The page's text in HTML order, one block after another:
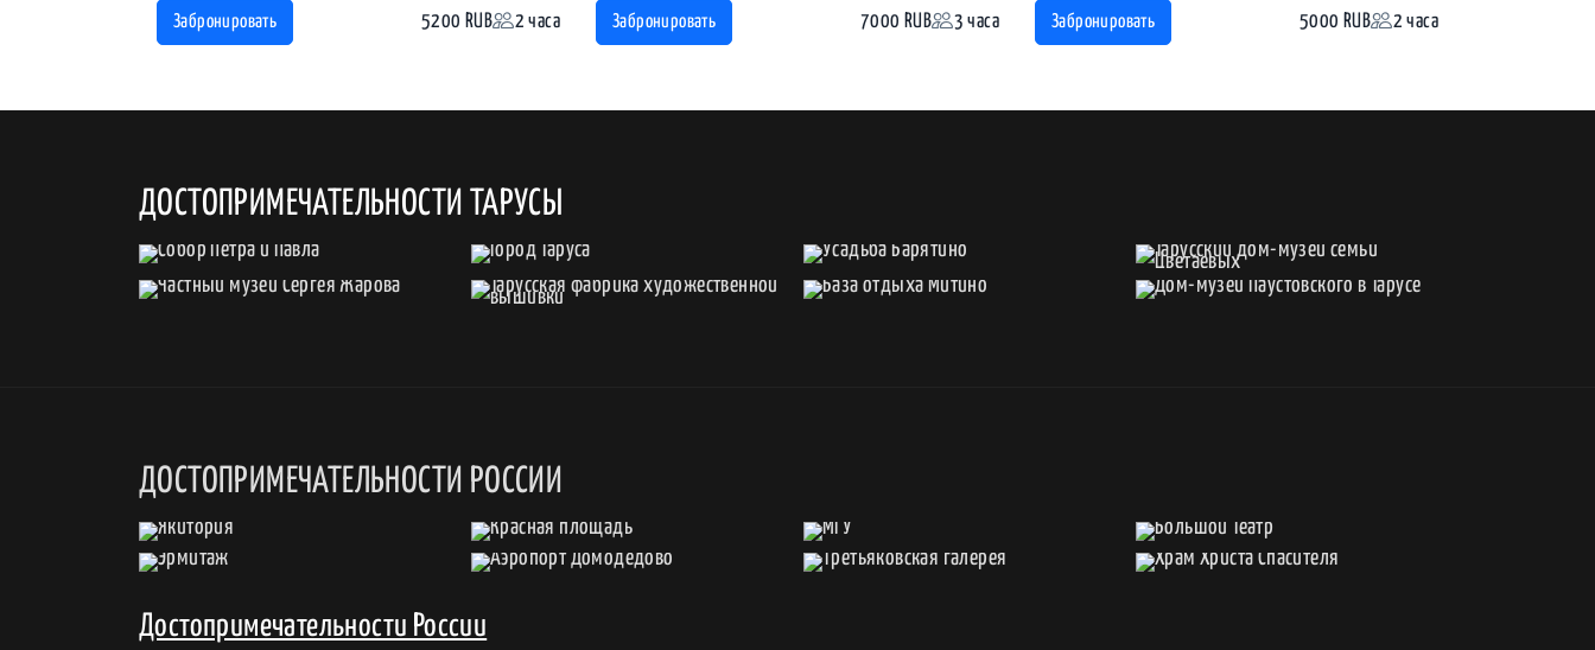
Забронировать 5200 RUB 2 часа Забронировать 7000 RUB 3 часа Забронировать 5000 RUB 2 часа
ДОСТОПРИМЕЧАТЕЛЬНОСТИ ТАРУСЫ
ДОСТОПРИМЕЧАТЕЛЬНОСТИ РОССИИ
Достопримечательности России